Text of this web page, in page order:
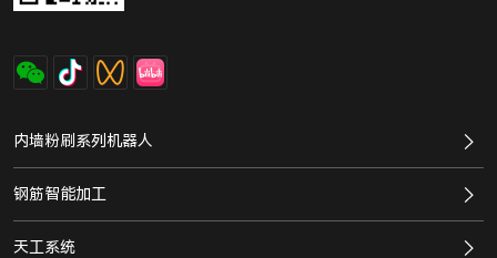
内墙粉刷系列机器人
钢筋智能加工
天工系统